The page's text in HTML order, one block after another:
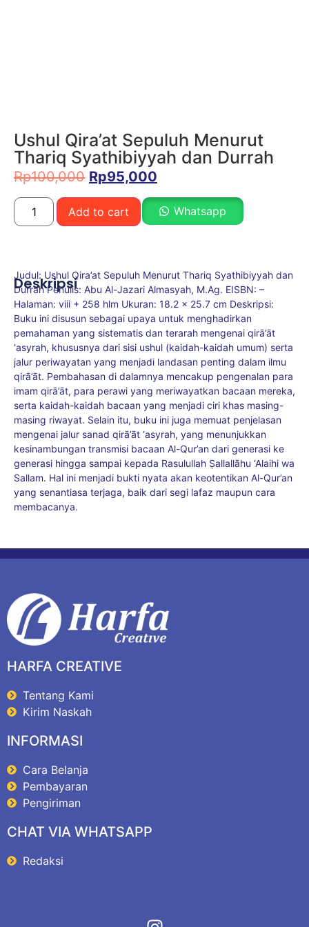
Ushul Qira’at Sepuluh Menurut
Thariq Syathibiyyah dan Durrah
Rp100,000 Rp95,000
Add to cart Whatsapp
Deskripsi
Judul: Ushul Qira’at Sepuluh Menurut Thariq Syathibiyyah dan
Durrah Penulis: Abu Al-Jazari Almasyah, M.Ag. EISBN: –
Halaman: viii + 258 hlm Ukuran: 18.2 x 25.7 cm Deskripsi:
Buku ini disusun sebagai upaya untuk menghadirkan
pemahaman yang sistematis dan terarah mengenai qirā’āt
‘asyrah, khususnya dari sisi ushul (kaidah-kaidah umum) serta
jalur periwayatan yang menjadi landasan penting dalam ilmu
qirā’āt. Pembahasan di dalamnya mencakup pengenalan para
imam qirā’āt, para perawi yang meriwayatkan bacaan mereka,
serta kaidah-kaidah bacaan yang menjadi ciri khas masing-
masing riwayat. Selain itu, buku ini juga memuat penjelasan
mengenai jalur sanad qirā’āt ‘asyrah, yang menunjukkan
kesinambungan transmisi bacaan Al-Qur’an dari generasi ke
generasi hingga sampai kepada Rasulullah Ṣallallāhu ‘Alaihi wa
Sallam. Hal ini menjadi bukti nyata akan keotentikan Al-Qur’an
yang senantiasa terjaga, baik dari segi lafaz maupun cara
membacanya.
HARFA CREATIVE
Tentang Kami
Kirim Naskah
INFORMASI
Cara Belanja
Pembayaran
Pengiriman
CHAT VIA WHATSAPP
Redaksi